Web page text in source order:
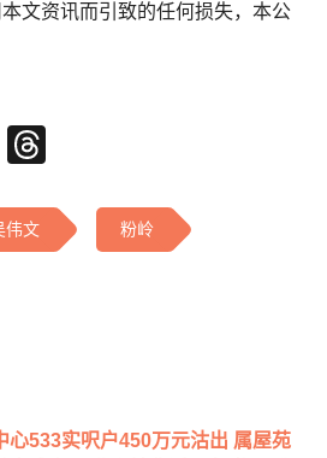
文资讯而引致的任何损失，本公
LinkedIn
伟文 粉岭
心533实呎户450万元沽出 属屋苑